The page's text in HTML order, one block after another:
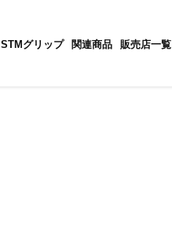
STMグリップ 関連商品 販売店一覧